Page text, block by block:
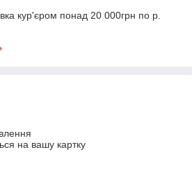
кур'єром понад 20 000грн по р.
на вашу картку